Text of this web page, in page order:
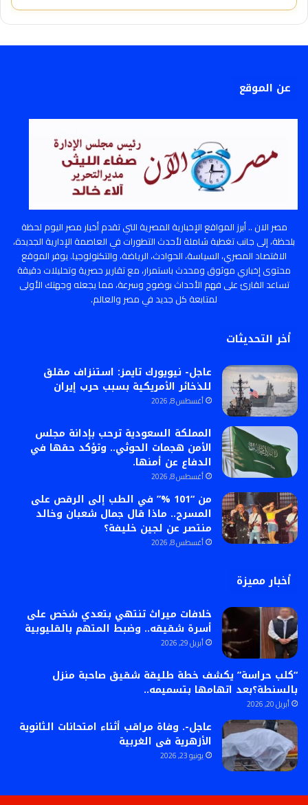
عن الموقع
مصر الان .. أبرز المواقع الإخبارية المصرية التي تقدم أخبار مصر اليوم لحظة
بلحظة، إلى جانب تغطية شاملة لأحدث التطورات في العاصمة الإدارية الجديدة،
الاقتصاد المصري، السياسة، الحوادث، الرياضة، والتكنولوجيا. يوفر الموقع
محتوى إخباري موثوق ومحدث باستمرار، مع تقارير حصرية وتحليلات دقيقة
تساعد القارئ على فهم الأحداث بوضوح وسرعة، مما يجعله وجهتك الأولى
لمتابعة كل جديد في مصر والعالم.
أخر التحديثات
عاجل- نيويورك تايمز: استنزاف مقلق
للذخائر الأمريكية بسبب حرب إيران
أغسطس 8, 2026
المملكة السعودية ترحب بإدانة مجلس
الأمن هجمات الحوثي.. وتؤكد حقها في
الدفاع عن أمنها.
أغسطس 8, 2026
من “101 %” في الطب إلى الرقص على
المسرح.. ماذا قال جمال شعبان وخالد
منتصر عن لجين خليفة؟
أغسطس 8, 2026
أخبار مميزة
خلافات ميراث تنتهي بتعدي شخص على
أسرة شقيقه.. وضبط المتهم بالقليوبية
أبريل 29, 2026
“كلب حراسة” يكشف خطة طليقة شقيق صاحبة منزل
بالسنطة؟بعد اتهامها بتسميمه..
أبريل 20, 2026
عاجل-. وفاة مراقب أثناء امتحانات الثانوية
الأزهرية فى الغربية
يونيو 23, 2026